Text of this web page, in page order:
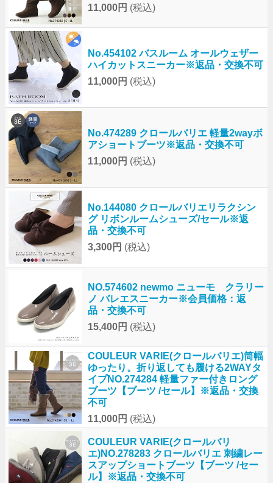
11,000円 (税込)
No.454102 バスルーム オールウェザー
ハイカットスニーカー※返品・交換不可
11,000円 (税込)
No.474289 クロールバリエ 軽量2wayボ
アショートブーツ※返品・交換不可
11,000円 (税込)
No.144080 クロールバリエリラクシン
グ リボンルームシューズ/セール※返
品・交換不可
3,300円 (税込)
NO.574602 newmo ニューモ クラリー
ノ バレエスニーカー※会員価格：返
品・交換不可
15,400円 (税込)
COULEUR VARIE(クロールバリエ)筒幅
ゆったり。折り返しても履ける2WAYタ
イプNO.274284 軽量ファー付きロング
ブーツ【ブーツ /セール】※返品・交換
不可
11,000円 (税込)
COULEUR VARIE(クロールバリ
エ)NO.278283 クロールバリエ 刺繍レー
スアップショートブーツ【ブーツ /セー
ル】※返品・交換不可